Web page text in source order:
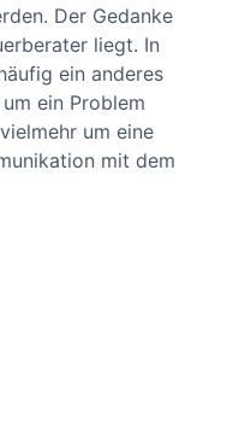
Der Gedanke
liegt. In
ein anderes
ein Problem
um eine
mit dem